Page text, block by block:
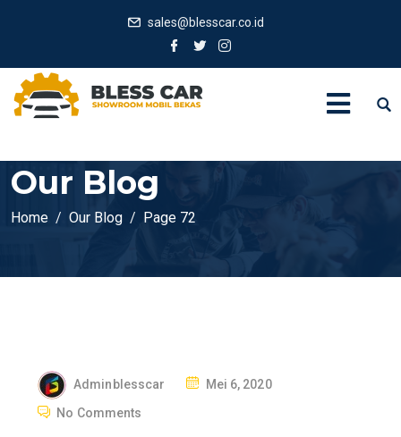
sales@blesscar.co.id
Our Blog
Home Our Blog Page 72
Adminblesscar
PMei 6, 2020
No Comments